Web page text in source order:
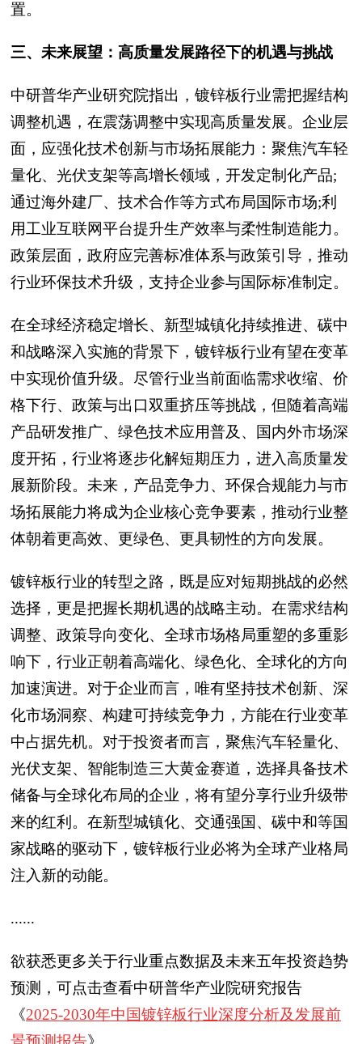
置。
三、未来展望：高质量发展路径下的机遇与挑战
中研普华产业研究院指出，镀锌板行业需把握结构
调整机遇，在震荡调整中实现高质量发展。企业层
面，应强化技术创新与市场拓展能力：聚焦汽车轻
量化、光伏支架等高增长领域，开发定制化产品;
通过海外建厂、技术合作等方式布局国际市场;利
用工业互联网平台提升生产效率与柔性制造能力。
政策层面，政府应完善标准体系与政策引导，推动
行业环保技术升级，支持企业参与国际标准制定。
在全球经济稳定增长、新型城镇化持续推进、碳中
和战略深入实施的背景下，镀锌板行业有望在变革
中实现价值升级。尽管行业当前面临需求收缩、价
格下行、政策与出口双重挤压等挑战，但随着高端
产品研发推广、绿色技术应用普及、国内外市场深
度开拓，行业将逐步化解短期压力，进入高质量发
展新阶段。未来，产品竞争力、环保合规能力与市
场拓展能力将成为企业核心竞争要素，推动行业整
体朝着更高效、更绿色、更具韧性的方向发展。
镀锌板行业的转型之路，既是应对短期挑战的必然
选择，更是把握长期机遇的战略主动。在需求结构
调整、政策导向变化、全球市场格局重塑的多重影
响下，行业正朝着高端化、绿色化、全球化的方向
加速演进。对于企业而言，唯有坚持技术创新、深
化市场洞察、构建可持续竞争力，方能在行业变革
中占据先机。对于投资者而言，聚焦汽车轻量化、
光伏支架、智能制造三大黄金赛道，选择具备技术
储备与全球化布局的企业，将有望分享行业升级带
来的红利。在新型城镇化、交通强国、碳中和等国
家战略的驱动下，镀锌板行业必将为全球产业格局
注入新的动能。
......
欲获悉更多关于行业重点数据及未来五年投资趋势
预测，可点击查看中研普华产业院研究报告
《2025-2030年中国镀锌板行业深度分析及发展前